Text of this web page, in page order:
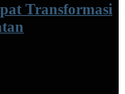
Transformasi